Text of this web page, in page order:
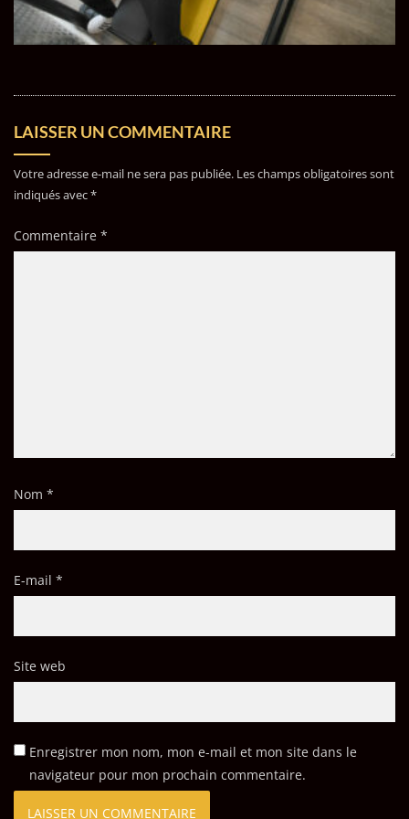
LAISSER UN COMMENTAIRE
Votre adresse e-mail ne sera pas publiée. Les champs obligatoires sont
indiqués avec*
Commentaire *
Nom *
E-mail *
Site web
Enregistrer mon nom, mon e-mail et mon site dans le
navigateur pour mon prochain commentaire.